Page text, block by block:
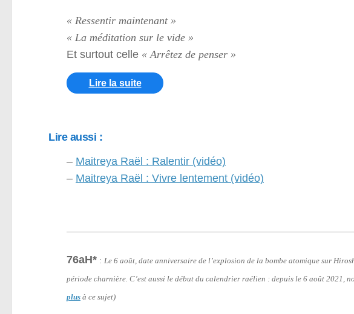
« Ressentir maintenant »
« La méditation sur le vide »
Et surtout celle « Arrêtez de penser »
Lire la suite
Lire aussi :
– Maitreya Raël : Ralentir (vidéo)
– Maitreya Raël : Vivre lentement (vidéo)
76aH* : Le 6 août, date anniversaire de l’explosion de la bombe atomique sur
période charnière. C’est aussi le début du calendrier raélien : depuis le 6 août 2021,
plus à ce sujet)